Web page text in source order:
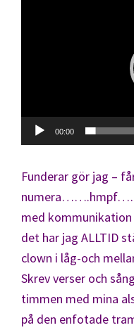
00:00
Funderar gör jag –
med
det har jag ALLTID
clown i låg-och
Skrev verser och
timmen med mina
på den enfotade